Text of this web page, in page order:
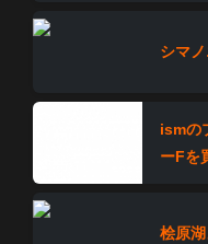
シマ
ismの
ーFを
桧原